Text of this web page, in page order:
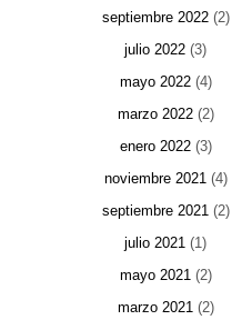
septiembre 2022(2)
julio 2022 (3)
mayo 2022(4)
marzo 2022(2)
enero 2022(3)
noviembre 2021(4)
septiembre 2021(2)
julio 2021 (1)
mayo 2021(2)
marzo 2021(2)